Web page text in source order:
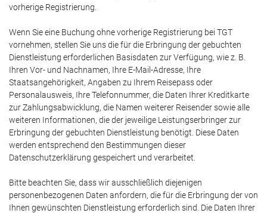
vorherige Registrierung.
Wenn Sie eine Buchung ohne vorherige Registrierung bei TGT
vornehmen, stellen Sie uns die für die Erbringung der gebuchten
Dienstleistung erforderlichen Basisdaten zur Verfügung, wie z. B.
Ihren Vor- und Nachnamen, Ihre E-Mail-Adresse, Ihre
Staatsangehörigkeit, Angaben zu Ihrem Reisepass oder
Personalausweis, Ihre Telefonnummer, die Daten Ihrer Kreditkarte
zur Zahlungsabwicklung, die Namen weiterer Reisender sowie alle
weiteren Informationen, die der jeweilige Leistungserbringer zur
Erbringung der gebuchten Dienstleistung benötigt. Diese Daten
werden entsprechend den Bestimmungen dieser
Datenschutzerklärung gespeichert und verarbeitet.
Bitte beachten Sie, dass wir ausschließlich diejenigen
personenbezogenen Daten anfordern, die für die Erbringung der von
Ihnen gewünschten Dienstleistung erforderlich sind. Die Daten Ihrer